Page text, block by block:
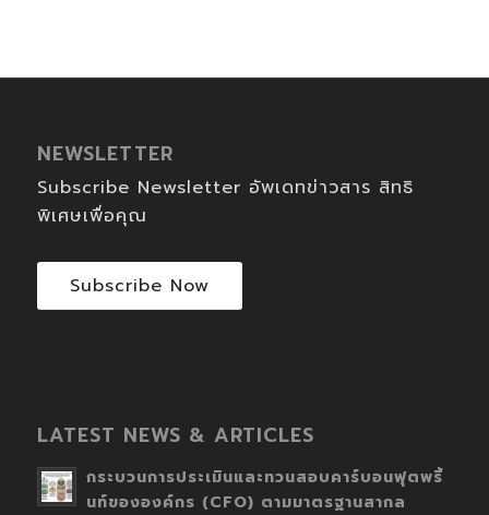
NEWSLETTER
Subscribe Newsletter อัพเดทข่าวสาร สิทธิ
พิเศษเพื่อคุณ
Subscribe Now
LATEST NEWS & ARTICLES
กระบวนการประเมินและทวนสอบคาร์บอนฟุตพริ้
นท์ขององค์กร (CFO) ตามมาตรฐานสากล